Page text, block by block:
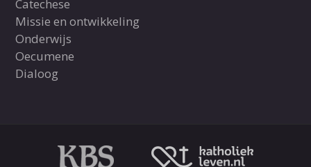
Catechese
Missie en ontwikkeling
Onderwijs
Oecumene
Dialoog